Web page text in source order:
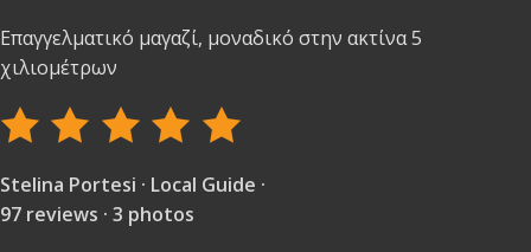
Επαγγελματικό μαγαζί, μοναδικό στην ακτίνα 5
χιλιομέτρων
Stelina Portesi · Local Guide ·
97 reviews · 3 photos